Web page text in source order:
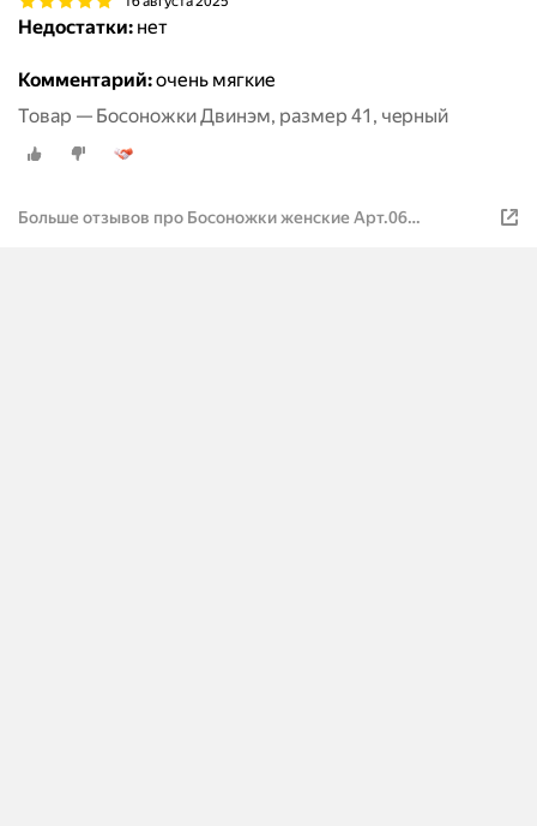
Недостатки: нет
Комментарий:очень мягкие
Товар — Босоножки Двинэм, размер 41, чeрный
Больше отзывов про Босоножки женские Арт.06